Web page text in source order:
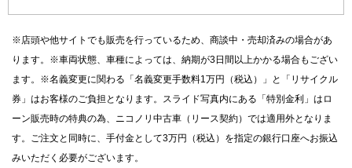
※店頭や他サイトでも販売を行っているため、商談中・売却済みの場合があ
ります。※車両状態、車種によっては、納期が3日間以上かかる場合もござい
ます。※名義変更に関わる「名義変更手数料1万円（税込）」と「リサイクル
券」はお客様のご負担となります。スライド写真内にある「特別金利」はロ
ーン販売時の特典の為、ニコノリ中古車（リース契約）では適用外となりま
す。ご注文と同時に、手付金として3万円（税込）を指定の銀行口座へお振込
みいただく必要がございます。